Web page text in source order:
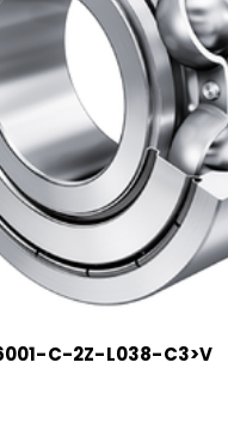
C-2Z-L038-C3>V